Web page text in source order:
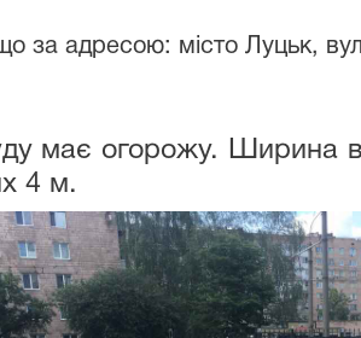
за адресою: місто Луцьк,
має огорожу. Ширина
4 м.